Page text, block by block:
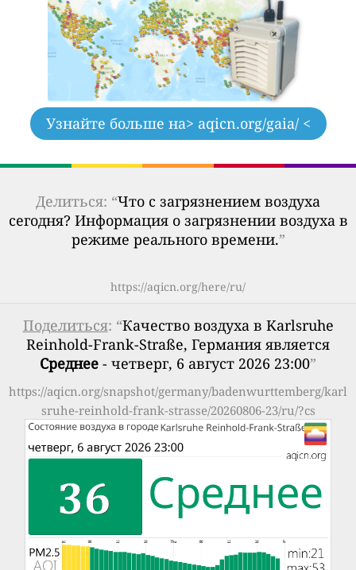
Узнайте больше на> aqicn.org/gaia/ <
Делиться: “Что с загрязнением воздуха
сегодня? Информация о загрязнении воздуха в
режиме реального времени.”
https://aqicn.org/here/ru/
Поделиться: “Качество воздуха в Karlsruhe
Reinhold-Frank-Straße, Германия является
Среднее - четверг, 6 август 2026 23:00”
https://aqicn.org/snapshot/germany/badenwurttemberg/karl
sruhe-reinhold-frank-strasse/20260806-23/ru/?cs